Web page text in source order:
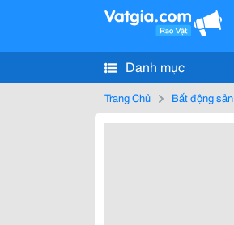
Danh mục
Trang Chủ Bất động sản